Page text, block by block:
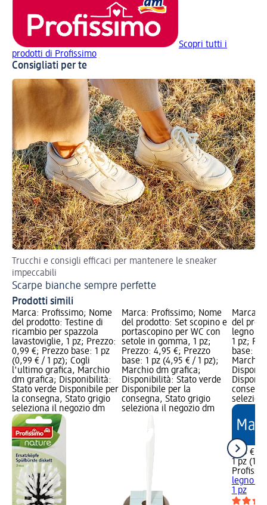
Scopri tutti i
prodotti di Profissimo
Consigliati per te
Trucchi e consigli efficaci per mantenere le sneaker
impeccabili
Scarpe bianche sempre perfette
Prodotti simili
Marca: Profissimo; Nome
del prodotto: Testine di
ricambio per spazzola
lavastoviglie, 1 pz; Prezzo:
0,99 €; Prezzo base: 1 pz
(0,99 € / 1 pz); Cogli
l'ultimo grafica, Marchio
dm grafica; Disponibilità:
Stato verde Disponibile per
la consegna, Stato grigio
seleziona il negozio dm
Marca: Profissimo; Nome
del prodotto: Set scopino e
portascopino per WC con
setole in gomma, 1 pz;
Prezzo: 4,95 €; Prezzo
base: 1 pz (4,95 € / 1 pz);
Marchio dm grafica;
Disponibilità: Stato verde
Disponibile per la
consegna, Stato grigio
seleziona il negozio dm
Marca:
del
legno
1 pz;
base: 1
Marchio
1,25 €
1 pz
legno
1 pz